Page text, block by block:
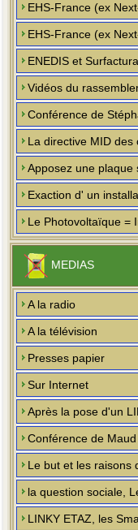
EHS-France (ex
EHS-France (ex
ENEDIS et
Vidéos du
Conférence de
La directive MID des
Apposez une
Exaction d' un
Le Photovoltaïque =
MEDIAS
A la radio
A la télévision
Presses papier
Sur Internet
Après la pose d'un
Conférence de
Le but et les raisons
la question sociale,
LINKY ETAZ, les